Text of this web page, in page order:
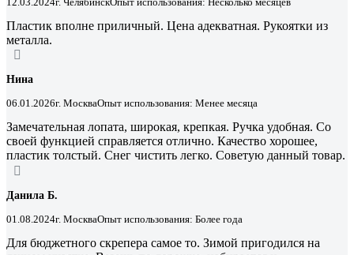
Пластик вполне приличный. Цена адекватная. Рукоятки из
металла.
Нина
06.01.2026г. МоскваОпыт использования: Менее месяца
Замечательная лопата, широкая, крепкая. Ручка удобная. Со
своей функцией справляется отлично. Качество хорошее,
пластик толстый. Снег чистить легко. Советую данный товар.
Данила Б.
01.08.2024г. МоскваОпыт использования: Более года
Для бюджетного скрепера самое то. Зимой пригодился на